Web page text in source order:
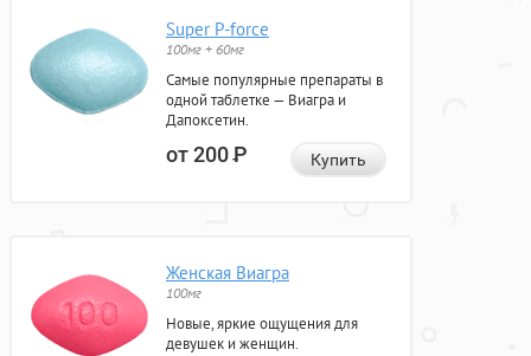
Super P-force
100мг + 60мг
Самые популярные препараты в
одной таблетке — Виагра и
Дапоксетин.
от 200Р Купить
Женская Виагра
100мг
Новые, яркие ощущения для
девушек и женщин.